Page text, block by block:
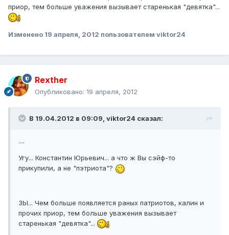
приор, тем больше уважения вызывает старенькая "девятка"...
Изменено 19 апреля, 2012 пользователем viktor24
Rexther
Опубликовано: 19 апреля, 2012
В 19.04.2012 в 09:09, viktor24 сказал:
....
Угу... Константин Юрьевич... а что ж Вы сэйф-то
прикупили, а не "пэтриота"?
ЗЫ... Чем больше появляется раных патриотов, калин и
прочих приор, тем больше уважения вызывает
старенькая "девятка"...